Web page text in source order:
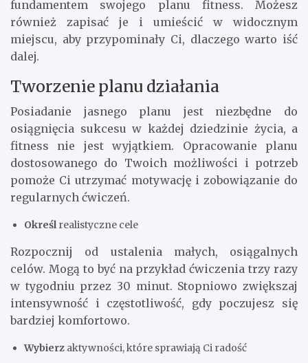
fundamentem swojego planu fitness. Możesz
również zapisać je i umieścić w widocznym
miejscu, aby przypominały Ci, dlaczego warto iść
dalej.
Tworzenie planu działania
Posiadanie jasnego planu jest niezbędne do
osiągnięcia sukcesu w każdej dziedzinie życia, a
fitness nie jest wyjątkiem. Opracowanie planu
dostosowanego do Twoich możliwości i potrzeb
pomoże Ci utrzymać motywację i zobowiązanie do
regularnych ćwiczeń.
Określrealistyczne cele
Rozpocznij od ustalenia małych, osiągalnych
celów. Mogą to być na przykład ćwiczenia trzy razy
w tygodniu przez 30 minut. Stopniowo zwiększaj
intensywność i częstotliwość, gdy poczujesz się
bardziej komfortowo.
Wybierz aktywności, które sprawiają Ci radość